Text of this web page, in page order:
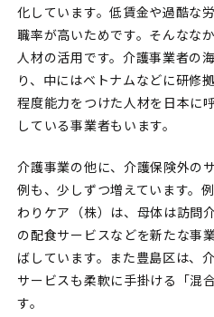
化しています。低賃金や過酷な
職率が高いためです。そんなな
人材の活用です。介護事業者の
り、中にはベトナムなどに研修
程度能力をつけた人材を日本に
している事業者もいます。
介護事業の他に、介護保険外の
例も、少しずつ増えています。
わりケア（株）は、母体は訪問
の配食サービスなどを新たな事
ばしています。また豊島区は、
サービスも柔軟に手掛ける「混
す。